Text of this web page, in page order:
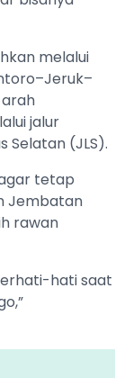
melalui
jalur
Selatan (JLS).
tetap
Jembatan
rawan
hati saat